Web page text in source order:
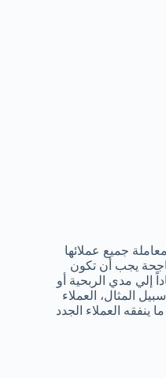
جميع عملائها
يجب أن تكون
إلي مدي الربحية أو
المثال، العملاء
العملاء الجدد